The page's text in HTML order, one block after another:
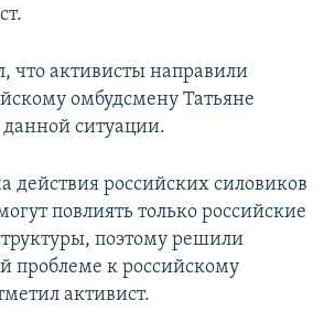
что активисты направили
омбудсмену Татьяне
ситуации.
действия российских силовиков
повлиять только российские
поэтому решили
проблеме к российскому
активист.